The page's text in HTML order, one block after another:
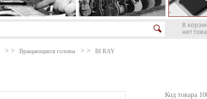
В
нет
Вращающиеся головы BI RAY
Код товара